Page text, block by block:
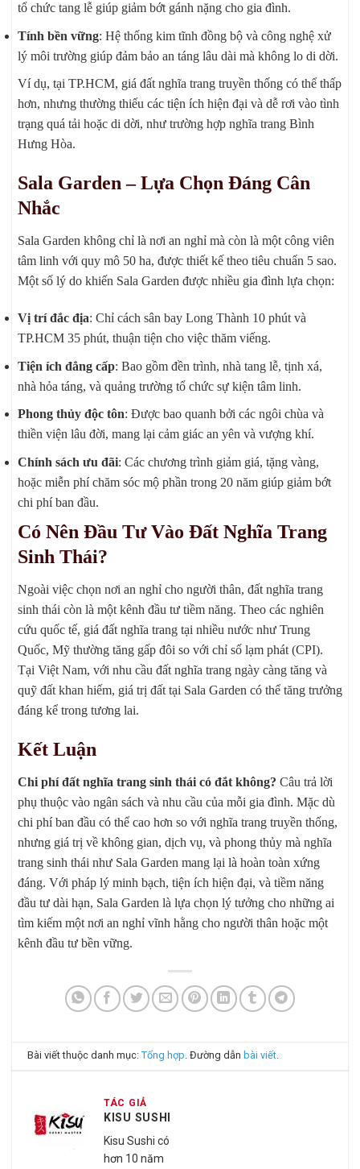
tổ chức tang lễ giúp giảm bớt gánh nặng cho gia đình.
Tính bền vững: Hệ thống kim tĩnh đồng bộ và công nghệ xử
lý môi trường giúp đảm bảo an táng lâu dài mà không lo di dời.
Ví dụ, tại TP.HCM, giá đất nghĩa trang truyền thống có thể thấp
hơn, nhưng thường thiếu các tiện ích hiện đại và dễ rơi vào tình
trạng quá tải hoặc di dời, như trường hợp nghĩa trang Bình
Hưng Hòa.
Sala Garden – Lựa Chọn Đáng Cân
Nhắc
Sala Garden không chỉ là nơi an nghỉ mà còn là một công viên
tâm linh với quy mô 50 ha, được thiết kế theo tiêu chuẩn 5 sao.
Một số lý do khiến Sala Garden được nhiều gia đình lựa chọn:
Vị trí đắc địa: Chỉ cách sân bay Long Thành 10 phút và
TP.HCM 35 phút, thuận tiện cho việc thăm viếng.
Tiện ích đẳng cấp: Bao gồm đền trình, nhà tang lễ, tịnh xá,
nhà hỏa táng, và quảng trường tổ chức sự kiện tâm linh.
Phong thủy độc tôn: Được bao quanh bởi các ngôi chùa và
thiền viện lâu đời, mang lại cảm giác an yên và vượng khí.
Chính sách ưu đãi: Các chương trình giảm giá, tặng vàng,
hoặc miễn phí chăm sóc mộ phần trong 20 năm giúp giảm bớt
chi phí ban đầu.
Có Nên Đầu Tư Vào Đất Nghĩa Trang
Sinh Thái?
Ngoài việc chọn nơi an nghỉ cho người thân, đất nghĩa trang
sinh thái còn là một kênh đầu tư tiềm năng. Theo các nghiên
cứu quốc tế, giá đất nghĩa trang tại nhiều nước như Trung
Quốc, Mỹ thường tăng gấp đôi so với chỉ số lạm phát (CPI).
Tại Việt Nam, với nhu cầu đất nghĩa trang ngày càng tăng và
quỹ đất khan hiếm, giá trị đất tại Sala Garden có thể tăng trưởng
đáng kể trong tương lai.
Kết Luận
Chi phí đất nghĩa trang sinh thái có đắt không? Câu trả lời
phụ thuộc vào ngân sách và nhu cầu của mỗi gia đình. Mặc dù
chi phí ban đầu có thể cao hơn so với nghĩa trang truyền thống,
nhưng giá trị về không gian, dịch vụ, và phong thủy mà nghĩa
trang sinh thái như Sala Garden mang lại là hoàn toàn xứng
đáng. Với pháp lý minh bạch, tiện ích hiện đại, và tiềm năng
đầu tư dài hạn, Sala Garden là lựa chọn lý tưởng cho những ai
tìm kiếm một nơi an nghỉ vĩnh hằng cho người thân hoặc một
kênh đầu tư bền vững.
Bài viết thuộc danh mục:Tổng hợp. Đường dẫn bài viết.
TÁC GIẢ
KISU SUSHI
Kisu Sushi có
hơn 10 năm